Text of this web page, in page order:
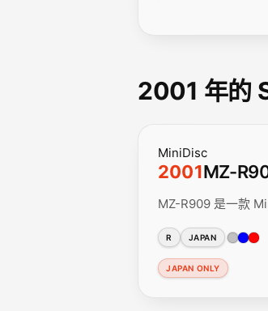
2001 年的
MiniDisc
2001MZ-
MZ-R909 是一款
R JAPAN
JAPAN ONLY